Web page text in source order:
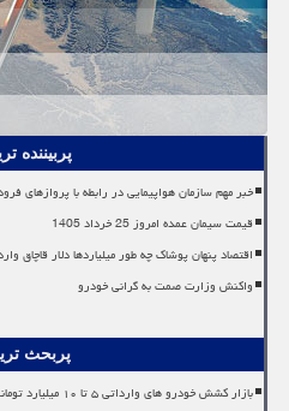
پربیننده
خبر مهم سازمان هواپیمایی در رابطه با پروازهای
قیمت سیمان عمده امروز 25 خرداد 1405
اقتصاد پنهان پوشاک چه طور میلیاردها دلار قاچاق
واکنش وزارت صمت به گرانی خودرو
پربحث
بازار کشش خودرو های وارداتی ۵ تا ۱۰ میلیارد تومانی را ندارد